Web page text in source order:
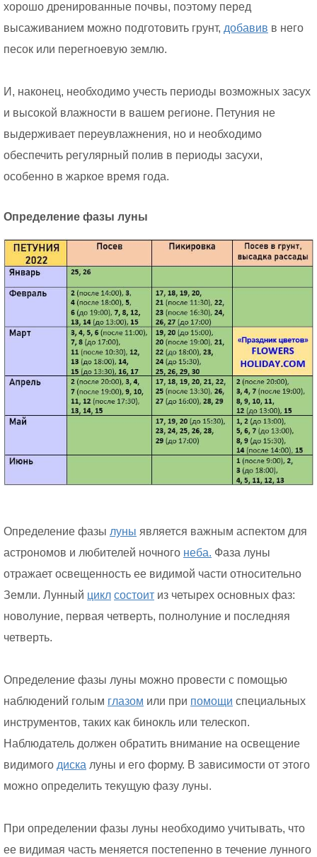
хорошо дренированные почвы, поэтому перед
высаживанием можно подготовить грунт, добавив в него
песок или перегноевую землю.
И, наконец, необходимо учесть периоды возможных засух
и высокой влажности в вашем регионе. Петуния не
выдерживает переувлажнения, но и необходимо
обеспечить регулярный полив в периоды засухи,
особенно в жаркое время года.
Определение фазы луны
Определение фазы луны является важным аспектом для
астрономов и любителей ночного неба. Фаза луны
отражает освещенность ее видимой части относительно
Земли. Лунный цикл состоит из четырех основных фаз:
новолуние, первая четверть, полнолуние и последняя
четверть.
Определение фазы луны можно провести с помощью
наблюдений голым глазом или при помощи специальных
инструментов, таких как бинокль или телескоп.
Наблюдатель должен обратить внимание на освещение
видимого диска луны и его форму. В зависимости от этого
можно определить текущую фазу луны.
При определении фазы луны необходимо учитывать, что
ее видимая часть меняется постепенно в течение лунного